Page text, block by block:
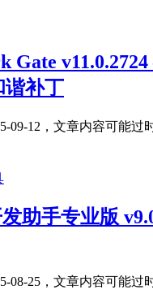
Gate
谐补丁
09-12，文章内容可能过
助手专业版
08-25，文章内容可能过